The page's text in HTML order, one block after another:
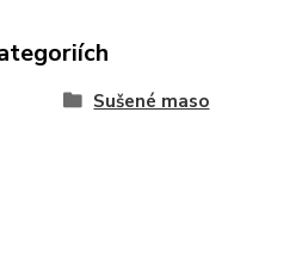
Sušené maso